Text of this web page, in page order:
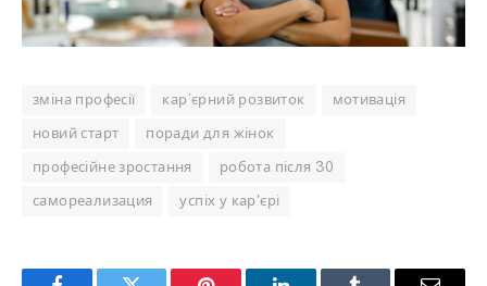
зміна професії кар’єрний розвиток мотивація
новий старт поради для жінок
професійне зростання робота після 30
самореализация успіх у кар'єрі